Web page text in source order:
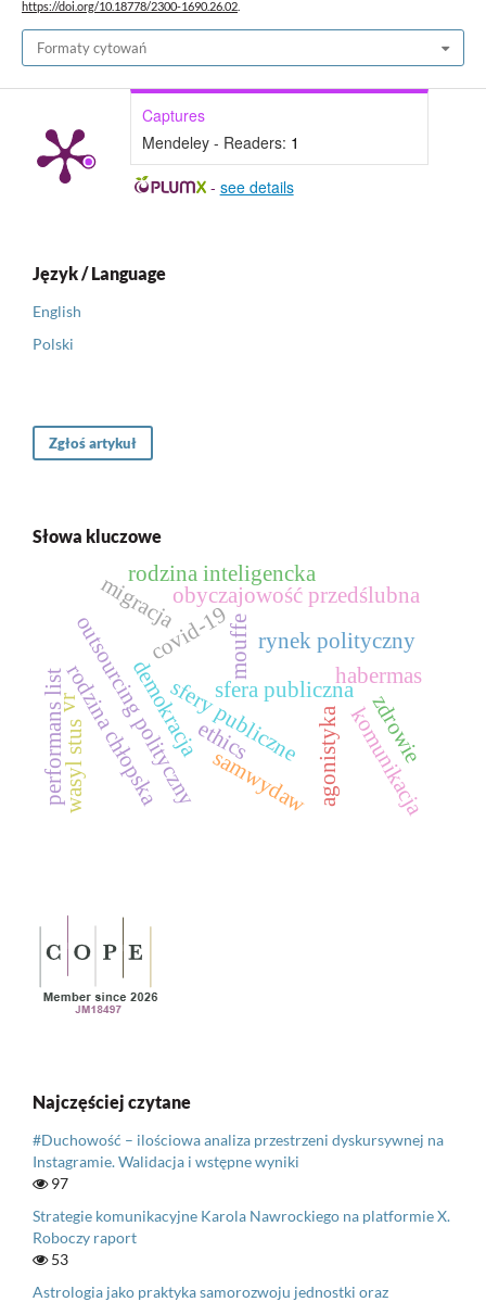
https://doi.org/10.18778/2300-1690.26.02
Formaty cytowań
Captures
Mendeley - Readers: 1
- see details
Język / Language
English
Polski
Zgłoś artykuł
Słowa kluczowe
sfera publiczna
sfery publiczne
demokracja agonistyka
habermas
mouffe
outsourcing polityczny rynek polityczny
obyczajowość przedślubna
rodzina chłopska
rodzina inteligencka
komunikacja
covid-19
ethics
performans list
migracja
zdrowie
wasyl stus samwydaw
vr
Najczęściej czytane
#Duchowość – ilościowa analiza przestrzeni dyskursywnej na
Instagramie. Walidacja i wstępne wyniki
97
Strategie komunikacyjne Karola Nawrockiego na platformie X.
Roboczy raport
53
Astrologia jako praktyka samorozwoju jednostki oraz